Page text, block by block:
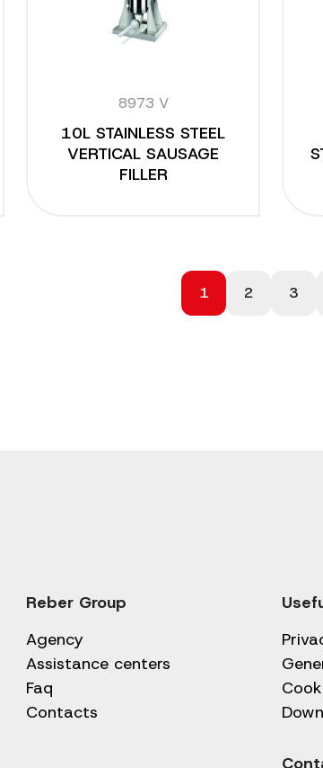
8973 V
10L STAINLESS STEEL
VERTICAL SAUSAGE
FILLER
1 2 3
Reber Group
Agency
Assistance centers
Faq
Contacts